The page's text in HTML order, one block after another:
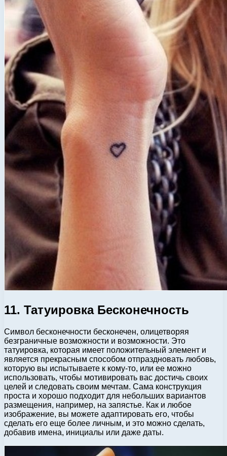
11. Татуировка Бесконечность
Символ бесконечности бесконечен, олицетворяя
безграничные возможности и возможности. Это
татуировка, которая имеет положительный элемент и
является прекрасным способом отпраздновать любовь,
которую вы испытываете к кому-то, или ее можно
использовать, чтобы мотивировать вас достичь своих
целей и следовать своим мечтам. Сама конструкция
проста и хорошо подходит для небольших вариантов
размещения, например, на запястье. Как и любое
изображение, вы можете адаптировать его, чтобы
сделать его еще более личным, и это можно сделать,
добавив имена, инициалы или даже даты.